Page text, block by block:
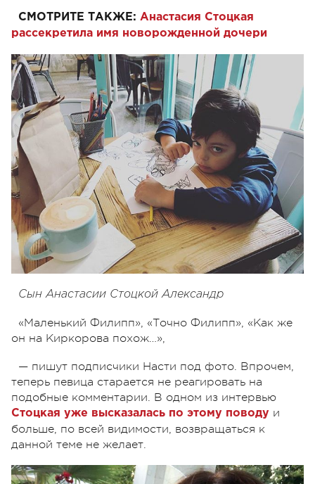
СМОТРИТЕ ТАКЖЕ: Анастасия Стоцкая
рассекретила имя новорожденной дочери
Сын Анастасии Стоцкой Александр
«Маленький Филипп», «Точно Филипп», «Как же
он на Киркорова похож…»,
— пишут подписчики Насти под фото. Впрочем,
теперь певица старается не реагировать на
подобные комментарии. В одном из интервью
Стоцкая уже высказалась по этому поводу и
больше, по всей видимости, возвращаться к
данной теме не желает.